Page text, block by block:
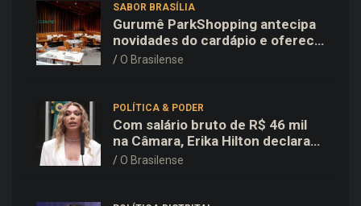
SABOR BRASÍLIA
Gurumê ParkShopping antecipa
novidades do cardápio e oferece
25% de desconto no delivery
O Brasilense
POLÍTICA & PODER
Com salário bruto de R$ 46 mil
na Câmara, Erika Hilton declara
patrimônio de R$ 15,9 mil ao TSE
O Brasilense